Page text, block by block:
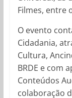
Filmes, entre
O evento
Cidadania,
Cultura,
BRDE e com
Conteúdos
colaboração